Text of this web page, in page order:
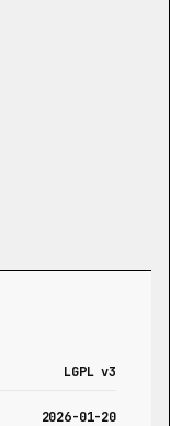
LGPL v3
2026-01-20